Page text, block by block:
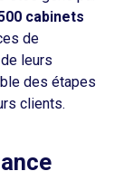
cabinets
de
leurs
des étapes
clients.